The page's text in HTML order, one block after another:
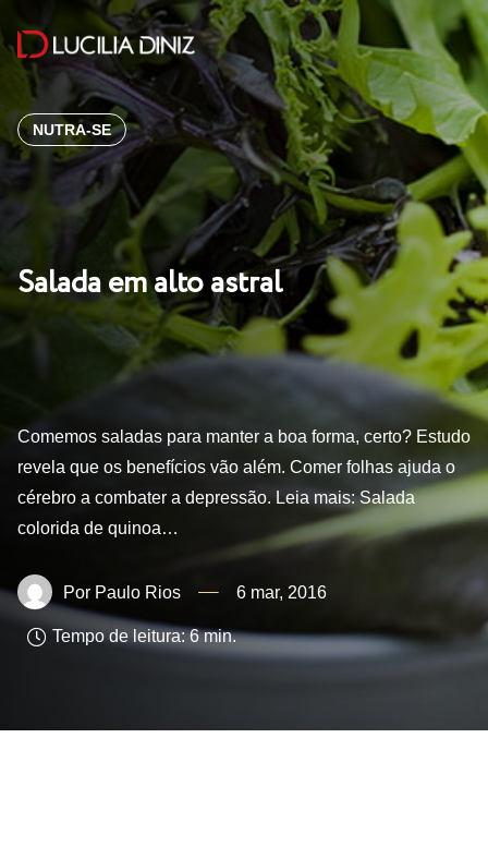
NUTRA-SE
Salada em alto astral
Comemos saladas para manter a boa forma, certo? Estudo
revela que os benefícios vão além. Comer folhas ajuda o
cérebro a combater a depressão. Leia mais: Salada
colorida de quinoa…
Paulo Rios 6 mar, 2016
Tempo de leitura: 6 min.